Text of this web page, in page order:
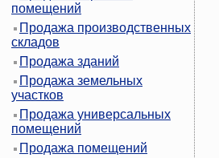
помещений
Продажа производственных
складов
Продажа зданий
Продажа земельных
участков
Продажа универсальных
помещений
Продажа помещений